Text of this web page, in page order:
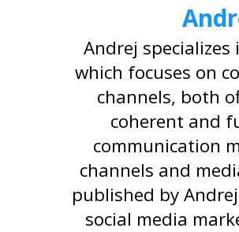
Andrej
which focuses on
channels, both
coherent and
communication
channels and
published by
social media